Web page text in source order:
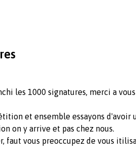
les 1000 signatures, merci a
et ensemble essayons d'avoir
on y arrive et pas chez nous.
faut vous preoccupez de vous